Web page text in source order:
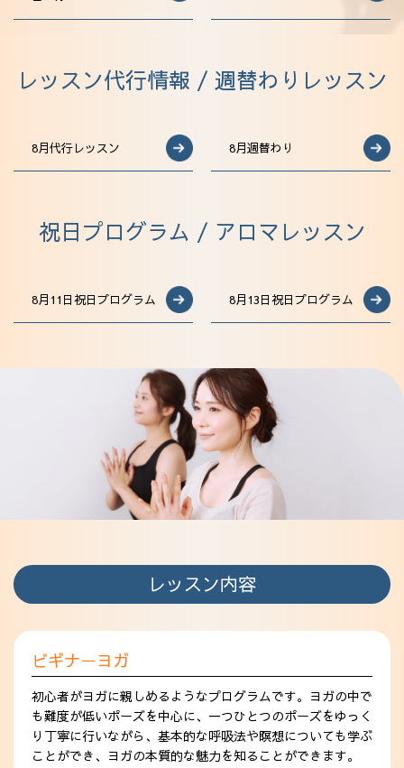
レッスン代行情報 / 週替わりレッスン
8月代行レッスン 8月週替わり
祝日プログラム / アロマレッスン
8月11日祝日プログラム 8月13日祝日プログラム
レッスン内容
ビギナーヨガ
初心者がヨガに親しめるようなプログラムです。ヨガの中で
も難度が低いポーズを中心に、一つひとつのポーズをゆっく
り丁寧に行いながら、基本的な呼吸法や瞑想についても学ぶ
ことができ、ヨガの本質的な魅力を知ることができます。